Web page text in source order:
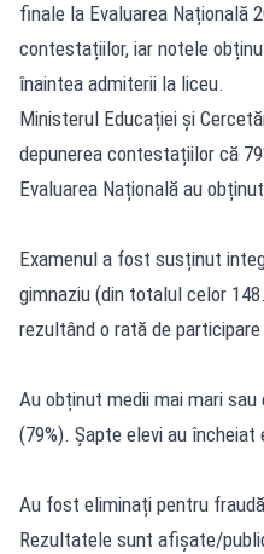
finale la Evaluarea Națională
contestațiilor, iar notele
înaintea admiterii la liceu.
Ministerul Educației și
depunerea contestațiilor că
Evaluarea Națională au
Examenul a fost susținut
gimnaziu (din totalul celor
rezultând o rată de participare
Au obținut medii mai mari sau
(79%). Șapte elevi au
Au fost eliminați pentru
Rezultatele sunt afișate/